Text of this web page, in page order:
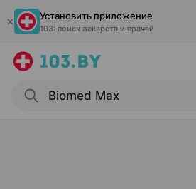
Установить приложение
103: поиск лекарств и врачей